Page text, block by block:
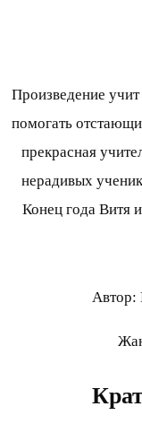
Произведение учит
помогать
прекрасная
нерадивых
Конец года Витя
Автор: